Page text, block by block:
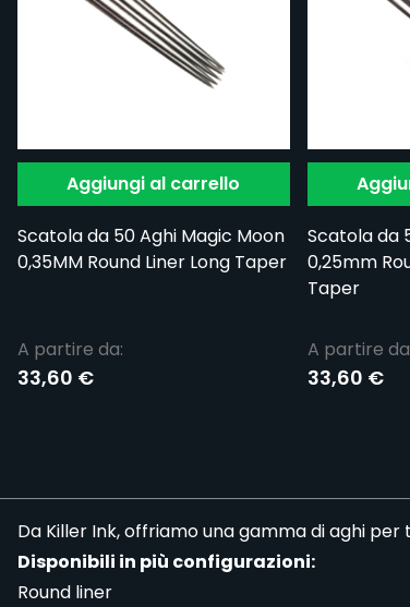
Aggiungi al carrello
Scatola da 50 Aghi Magic Moon
0,35MM Round Liner Long Taper
A partire da:
33,60 €
Scatola da
0,25mm
Taper
A partire
33,60 €
Da Killer Ink, offriamo una gamma diaghi per
Disponibili in più configurazioni:
Round liner